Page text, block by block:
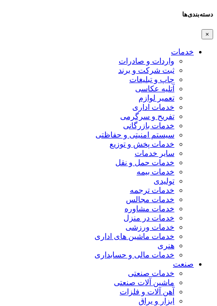
دسته‌بندی‌ها
×
خدمات
واردات و صادرات
ثبت شرکت و برند
چاپ و تبلیغات
آتلیه عکاسی
تعمیر لوازم
خدمات اداری
تفریح و سرگرمی
خدمات بازرگانی
سیستم امنیتی و حفاظتی
خدمات پخش و توزیع
سایر خدمات
خدمات حمل و نقل
خدمات بیمه
تولیدی
خدمات ترجمه
خدمات مجالس
خدمات مشاوره
خدمات در منزل
خدمات ورزشی
خدمات ماشین های اداری
هنری
خدمات مالی و حسابداری
صنعت
خدمات صنعتی
ماشین آلات صنعتی
آهن آلات و فلزات
ابزار و یراق